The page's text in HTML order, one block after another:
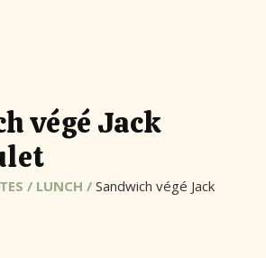
végé Jack
/ LUNCH /Sandwich végé Jack